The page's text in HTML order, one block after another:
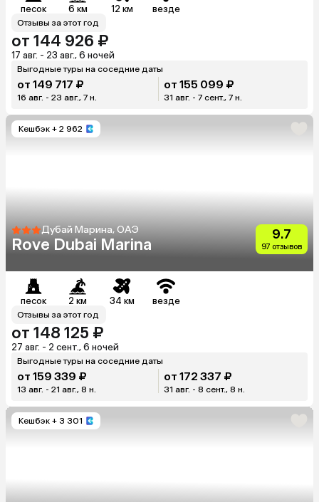
песок 6 км 12 км везде
Отзывы за этот год
от 144 926 ₽
17 авг. - 23 авг., 6 ночей
Выгодные туры на соседние даты
от 149 717 ₽
16 авг. - 23 авг., 7 н.
от 155 099 ₽
31 авг. - 7 сент., 7 н.
Кешбэк + 2 962
Дубай Марина, ОАЭ
Rove Dubai Marina
9.7
97 отзывов
песок 2 км 34 км везде
Отзывы за этот год
от 148 125 ₽
27 авг. - 2 сент., 6 ночей
Выгодные туры на соседние даты
от 159 339 ₽
13 авг. - 21 авг., 8 н.
от 172 337 ₽
31 авг. - 8 сент., 8 н.
Кешбэк + 3 301